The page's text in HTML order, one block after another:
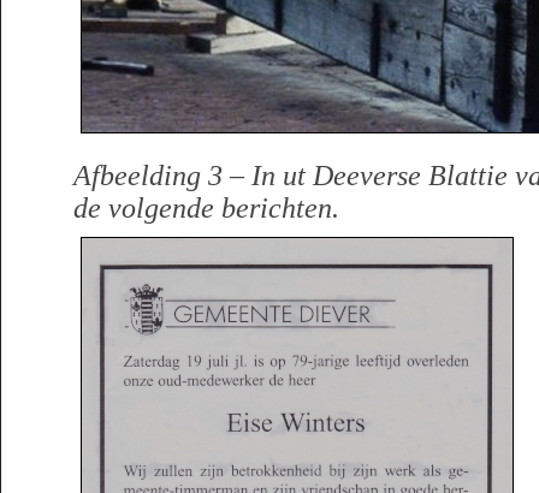
Afbeelding 3 – In ut Deeverse Blattie
de volgende berichten.